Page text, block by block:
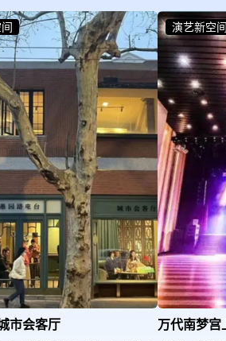
市会客厅 万代南梦
演艺新空间